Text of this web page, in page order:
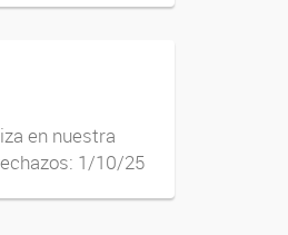
en nuestra
1/10/25